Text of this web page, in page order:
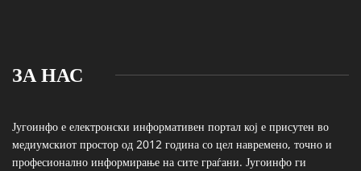
ЗА НАС
Југоинфо е електронски информативен портал кој е присутен во
медиумскиот простор од 2012 година со цел навремено, точно и
професионално информирање на сите граѓани. Југоинфо ги